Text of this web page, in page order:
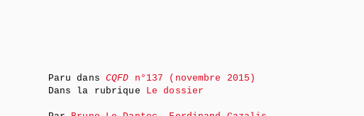
Paru dans CQFD n°137 (novembre 2015)
Dans la rubrique Le dossier